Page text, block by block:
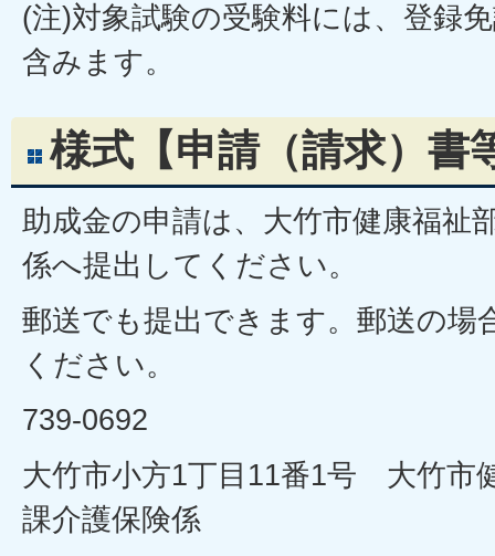
(注)対象試験の受験料には、登録
含みます。
様式【申請（請求）書
助成金の申請は、大竹市健康福祉
係へ提出してください。
郵送でも提出できます。郵送の場
ください。
739-0692
大竹市小方1丁目11番1号 大竹市
課介護保険係